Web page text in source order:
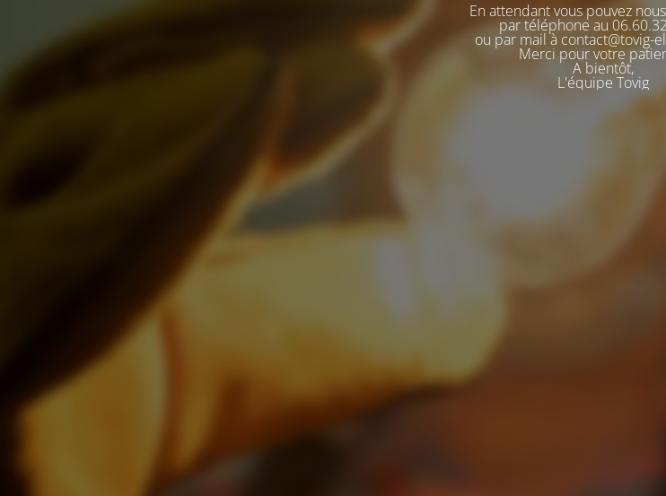
En attendant vous pouvez
par téléphone au
ou par mail à contact@tovig-
Merci pour votre
A bientôt,
L'équipe Tovig